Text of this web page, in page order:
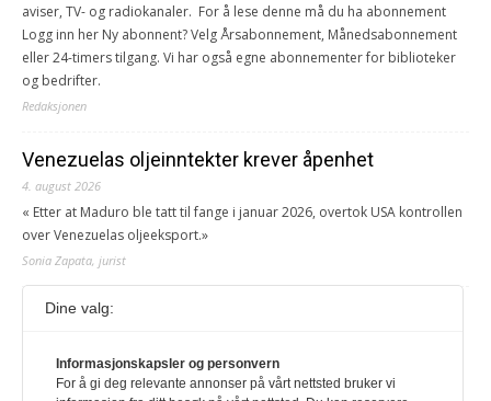
aviser, TV- og radiokanaler. For å lese denne må du ha abonnement
Logg inn her Ny abonnent? Velg Årsabonnement, Månedsabonnement
eller 24-timers tilgang. Vi har også egne abonnementer for biblioteker
og bedrifter.
Redaksjonen
Venezuelas oljeinntekter krever åpenhet
4. august 2026
« Etter at Maduro ble tatt til fange i januar 2026, overtok USA kontrollen
over Venezuelas oljeeksport.»
Sonia Zapata, jurist
117,8 millioner er på flukt, en nedgang fra forrige
1. august 2026
Ville ha tilsvart verdens trettende største land i folketall. For å lese
Dine valg:
Informasjonskapsler og personvern
For å gi deg relevante annonser på vårt nettsted bruker vi